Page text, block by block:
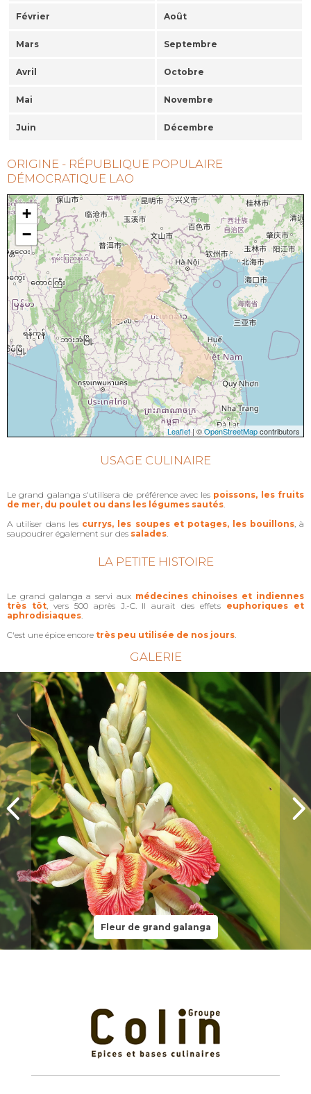
Février Août
Mars Septembre
Avril Octobre
Mai Novembre
Juin Décembre
ORIGINE - RÉPUBLIQUE POPULAIRE
DÉMOCRATIQUE LAO
+
−
Leaflet | ©OpenStreetMapcontributors
USAGE CULINAIRE
Le grand galanga s'utilisera de préférence avec les poissons, les fruits
de mer, du poulet ou dans les légumes sautés.
A utiliser dans les currys, les soupes et potages, les bouillons, à
saupoudrer également sur des salades.
LA PETITE HISTOIRE
Le grand galanga a servi aux médecines chinoises et indiennes
très tôt, vers 500 après J.-C. Il aurait des effets euphoriques et
aphrodisiaques.
C'est une épice encore très peu utilisée de nos jours.
GALERIE
Fleur de grand galanga